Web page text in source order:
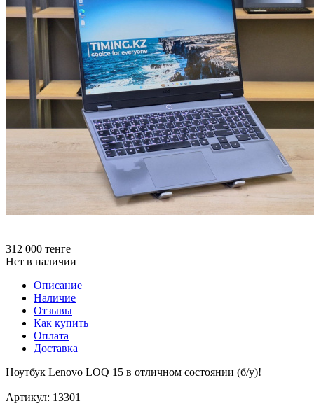
312 000 тенге
Нет в наличии
Описание
Наличие
Отзывы
Как купить
Оплата
Доставка
Ноутбук Lenovo LOQ 15 в отличном состоянии (б/у)!
Артикул: 13301